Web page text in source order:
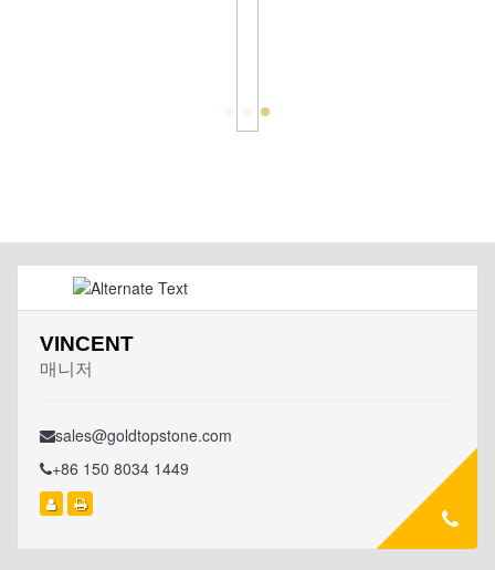
VINCENT
매니저
sales@goldtopstone.com
+86 150 8034 1449